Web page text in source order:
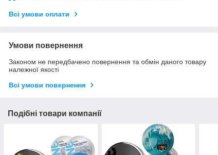
Всі умови оплати
Умови повернення
Законом не передбачено повернення та обмін даного товару
належної якості
Всі умови повернення
Подібні товари компанії